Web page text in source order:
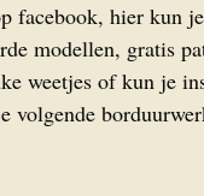
facebook, hier kun
modellen, gratis
weetjes of kun je
volgende